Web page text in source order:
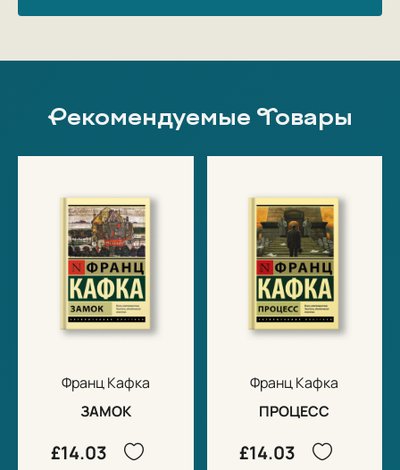
Рекомендуемые Товары
Франц Кафка
ЗАМОК
£14.03
Франц Кафка
ПРОЦЕСС
£14.03